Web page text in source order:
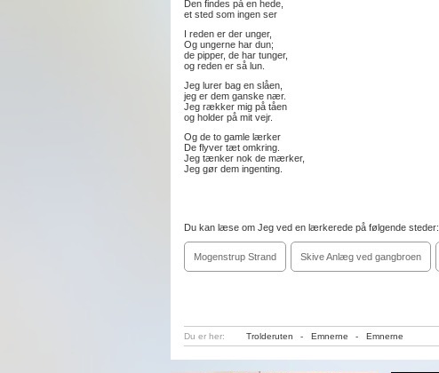
Den findes på en hede,
et sted som ingen ser
I reden er der unger,
Og ungerne har dun;
de pipper, de har tunger,
og reden er så lun.
Jeg lurer bag en slåen,
jeg er dem ganske nær.
Jeg rækker mig på tåen
og holder på mit vejr.
Og de to gamle lærker
De flyver tæt omkring.
Jeg tænker nok de mærker,
Jeg gør dem ingenting.
Du kan læse om Jeg ved en lærkerede på følgende steder:
Mogenstrup Strand Skive Anlæg ved gangbroen
Du er her: Trolderuten - Emnerne - Emnerne